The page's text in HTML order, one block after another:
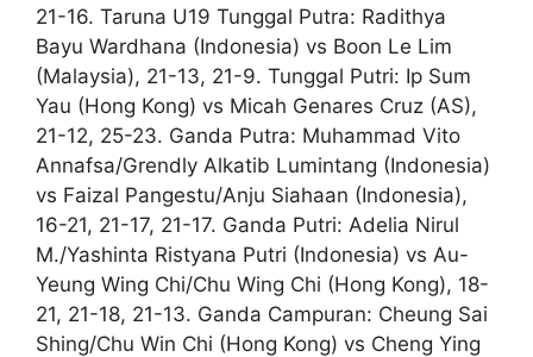
21-16. Taruna U19 Tunggal Putra: Radithya
Bayu Wardhana (Indonesia) vs Boon Le Lim
(Malaysia), 21-13, 21-9. Tunggal Putri: Ip Sum
Yau (Hong Kong) vs Micah Genares Cruz (AS),
21-12, 25-23. Ganda Putra: Muhammad Vito
Annafsa/Grendly Alkatib Lumintang (Indonesia)
vs Faizal Pangestu/Anju Siahaan (Indonesia),
16-21, 21-17, 21-17. Ganda Putri: Adelia Nirul
M./Yashinta Ristyana Putri (Indonesia) vs Au-
Yeung Wing Chi/Chu Wing Chi (Hong Kong), 18-
21, 21-18, 21-13. Ganda Campuran: Cheung Sai
Shing/Chu Win Chi (Hong Kong) vs Cheng Ying